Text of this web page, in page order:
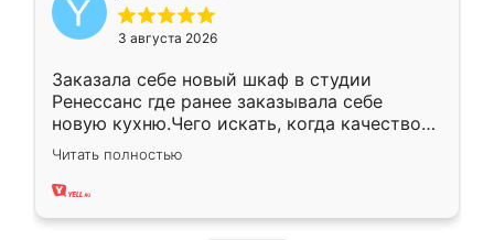
3 августа 2026
Заказала себе новый шкаф в студии
Ренессанс где ранее заказывала себе
новую кухню.Чего искать, когда качеством
вполне довольна. Служит кухня уже почти
два года, нареканий нет.
Читать полностью